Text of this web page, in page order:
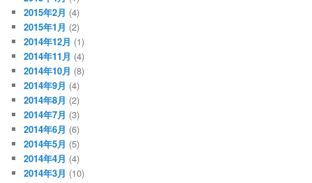
2015年2月 (4)
2015年1月 (2)
2014年12月 (1)
2014年11月 (4)
2014年10月 (8)
2014年9月 (4)
2014年8月 (2)
2014年7月 (3)
2014年6月 (6)
2014年5月 (5)
2014年4月 (4)
2014年3月 (10)